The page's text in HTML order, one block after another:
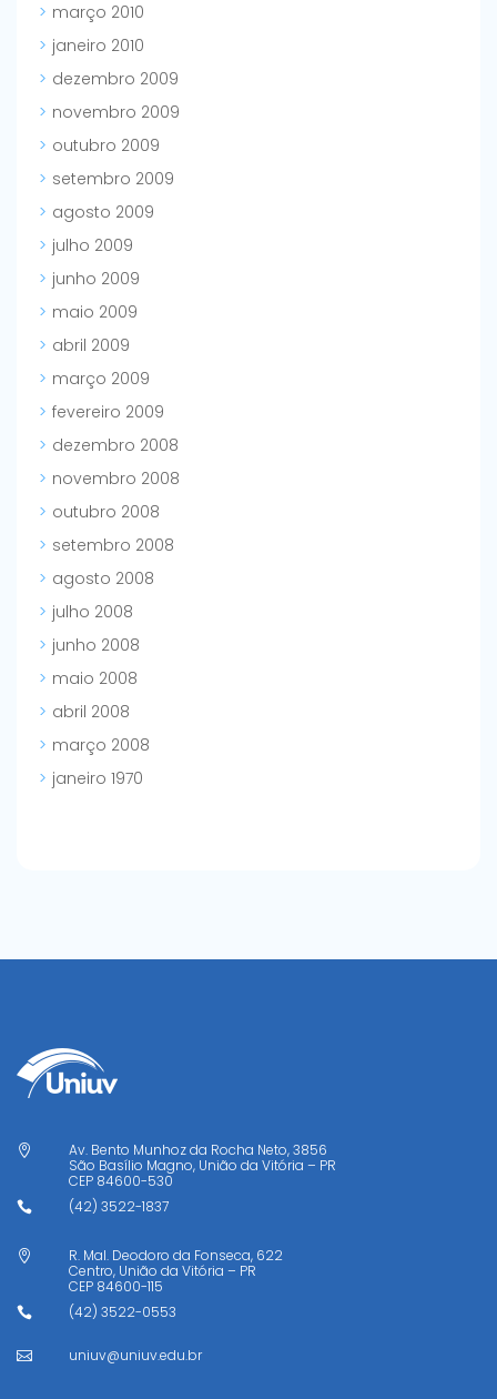
março 2010
janeiro 2010
dezembro 2009
novembro 2009
outubro 2009
setembro 2009
agosto 2009
julho 2009
junho 2009
maio 2009
abril 2009
março 2009
fevereiro 2009
dezembro 2008
novembro 2008
outubro 2008
setembro 2008
agosto 2008
julho 2008
junho 2008
maio 2008
abril 2008
março 2008
janeiro 1970

Av. Bento Munhoz da Rocha Neto, 3856
São Basílio Magno, União da Vitória – PR
CEP 84600-530
 (42) 3522-1837

R. Mal. Deodoro da Fonseca, 622
Centro, União da Vitória – PR
CEP 84600-115
 (42) 3522-0553
 uniuv@uniuv.edu.br